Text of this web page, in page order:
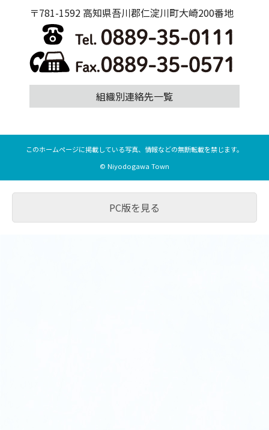
〒781-1592 高知県吾川郡仁淀川町大崎200番地
組織別連絡先一覧
このホームページに掲載している写真、情報などの無断転載を禁じます。
© Niyodogawa Town
PC版を見る